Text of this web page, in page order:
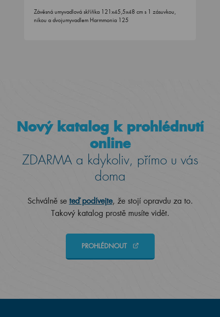
Závěsná umyvadlová skříňka 121x45,5x48 cm s 1 zásuvkou,
nikou a dvojumyvadlem Harmmonia 125
Nový katalog k prohlédnutí
online
ZDARMA a kdykoliv, přímo u vás
doma
Schválně se teď podívejte, že stojí opravdu za to.
Takový katalog prostě musíte vidět.
PROHLÉDNOUT